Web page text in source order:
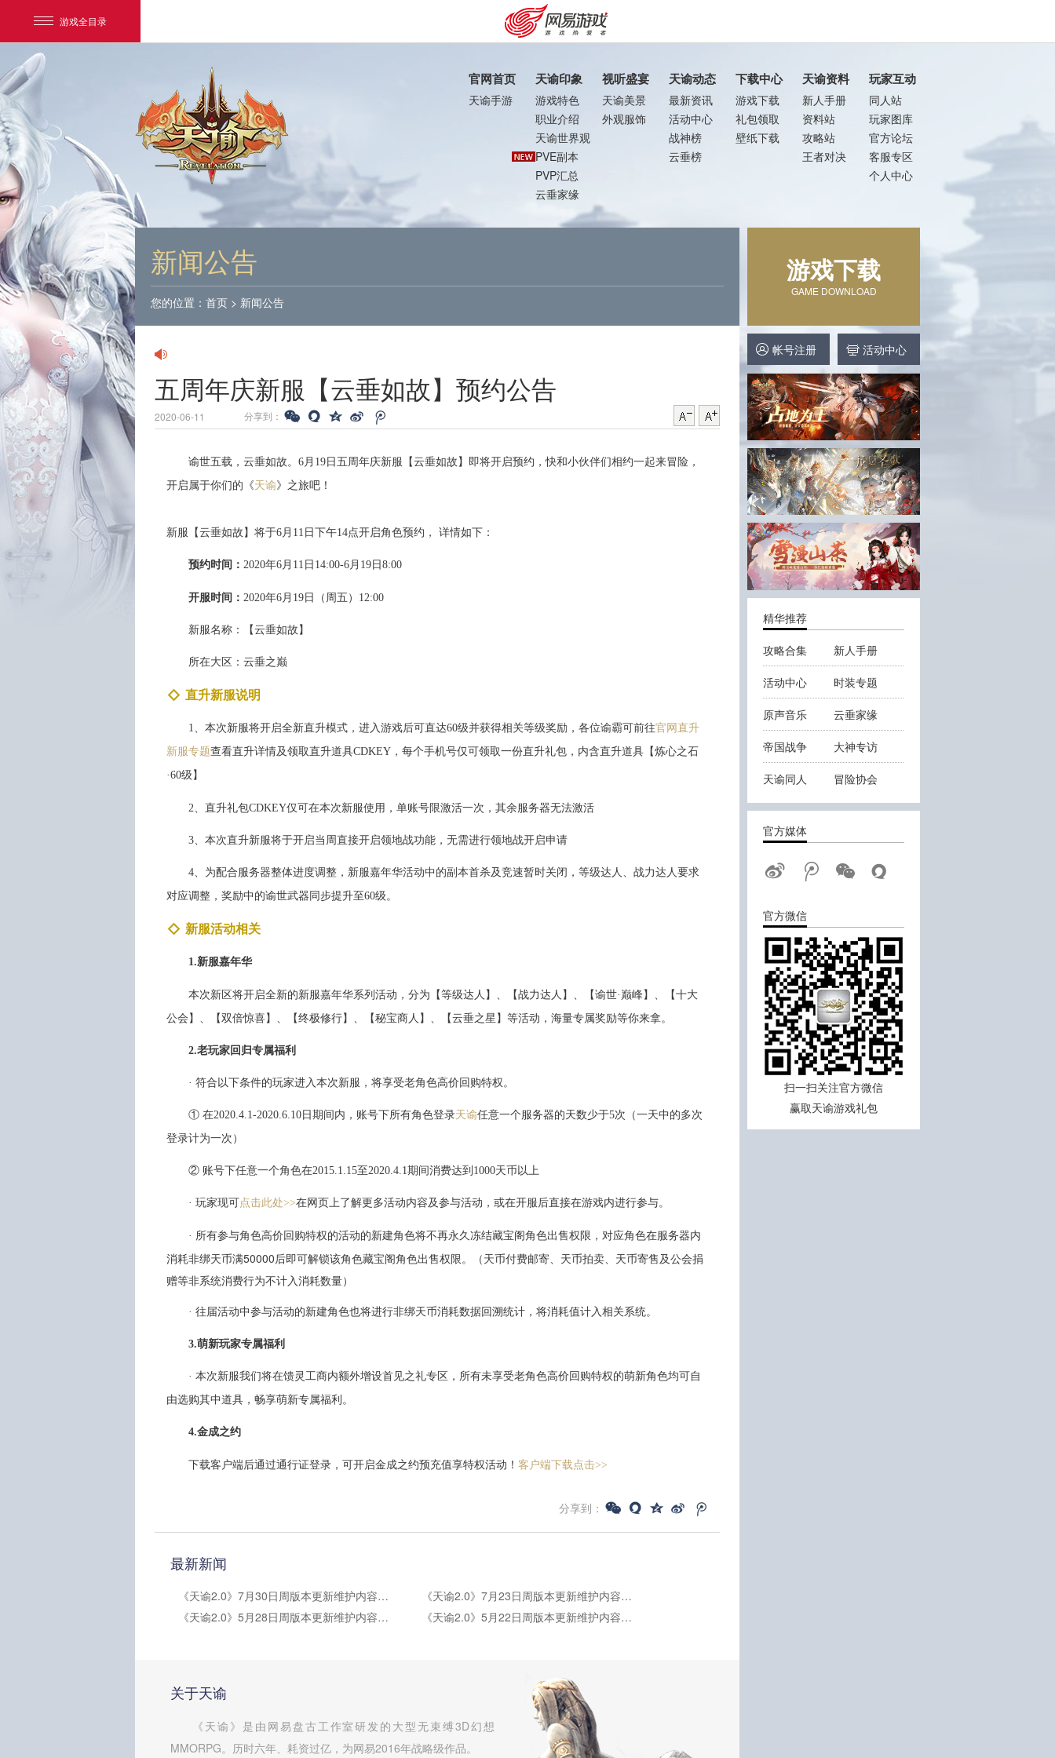
游戏全目录
网易游戏
我的足迹： 天谕
官网首页
天谕手游
天谕印象
游戏特色
职业介绍
天谕世界观
PVE副本
PVP汇总
云垂家缘
视听盛宴
天谕美景
外观服饰
天谕动态
最新资讯
活动中心
战神榜
云垂榜
下载中心
游戏下载
礼包领取
壁纸下载
天谕资料
新人手册
资料站
攻略站
王者对决
玩家互动
同人站
玩家图库
官方论坛
客服专区
个人中心
新闻公告
您的位置： 首页 > 新闻公告
五周年庆新服【云垂如故】预约公告
2020-06-11 分享到：
谕世五载，云垂如故。6月19日五周年庆新服【云垂如故】即将开启预约，快和小伙伴们相约一起来冒险，
开启属于你们的《天谕》之旅吧！
新服【云垂如故】将于6月11日下午14点开启角色预约， 详情如下：
预约时间： 2020年6月11日14:00-6月19日8:00
开服时间： 2020年6月19日（周五）12:00
新服名称：【云垂如故】
所在大区：云垂之巅
直升新服说明
1、本次新服将开启全新直升模式，进入游戏后可直达60级并获得相关等级奖励，各位谕霸可前往官网直升
新服专题查看直升详情及领取直升道具CDKEY，每个手机号仅可领取一份直升礼包，内含直升道具【炼心之石
·60级】
2、直升礼包CDKEY仅可在本次新服使用，单账号限激活一次，其余服务器无法激活
3、本次直升新服将于开启当周直接开启领地战功能，无需进行领地战开启申请
4、为配合服务器整体进度调整，新服嘉年华活动中的副本首杀及竞速暂时关闭，等级达人、战力达人要求
对应调整，奖励中的谕世武器同步提升至60级。
新服活动相关
1.新服嘉年华
本次新区将开启全新的新服嘉年华系列活动，分为【等级达人】、【战力达人】、【谕世·巅峰】、【十大
公会】、【双倍惊喜】、【终极修行】、【秘宝商人】、【云垂之星】等活动，海量专属奖励等你来拿。
2.老玩家回归专属福利
· 符合以下条件的玩家进入本次新服，将享受老角色高价回购特权。
① 在2020.4.1-2020.6.10日期间内，账号下所有角色登录天谕任意一个服务器的天数少于5次（一天中的多次
登录计为一次）
② 账号下任意一个角色在2015.1.15至2020.4.1期间消费达到1000天币以上
· 玩家现可 点击此处>>在网页上了解更多活动内容及参与活动，或在开服后直接在游戏内进行参与。
· 所有参与角色高价回购特权的活动的新建角色将不再永久冻结藏宝阁角色出售权限，对应角色在服务器内
消耗非绑天币满50000后即可解锁该角色藏宝阁角色出售权限。（天币付费邮寄、天币拍卖、天币寄售及公会捐
赠等非系统消费行为不计入消耗数量）
· 往届活动中参与活动的新建角色也将进行非绑天币消耗数据回溯统计，将消耗值计入相关系统。
3.萌新玩家专属福利
· 本次新服我们将在馈灵工商内额外增设首见之礼专区，所有未享受老角色高价回购特权的萌新角色均可自
由选购其中道具，畅享萌新专属福利。
4.金成之约
下载客户端后通过通行证登录，可开启金成之约预充值享特权活动！ 客户端下载点击>>
分享到：
最新新闻
《天谕2.0》7月30日周版本更新维护内容公告
《天谕2.0》7月23日周版本更新维护内容公告
《天谕2.0》5月28日周版本更新维护内容公告
《天谕2.0》5月22日周版本更新维护内容公告
关于天谕
《天谕》是由网易盘古工作室研发的大型无束缚3D幻想
MMORPG。历时六年、耗资过亿，为网易2016年战略级作品。
游戏下载
GAME DOWNLOAD
帐号注册 活动中心
精华推荐
攻略合集 新人手册
活动中心 时装专题
原声音乐 云垂家缘
帝国战争 大神专访
天谕同人 冒险协会
云垂战报
官方媒体
官方微信
扫一扫关注官方微信
赢取天谕游戏礼包